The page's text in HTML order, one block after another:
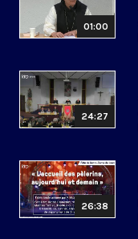
01:00
24:27
26:38